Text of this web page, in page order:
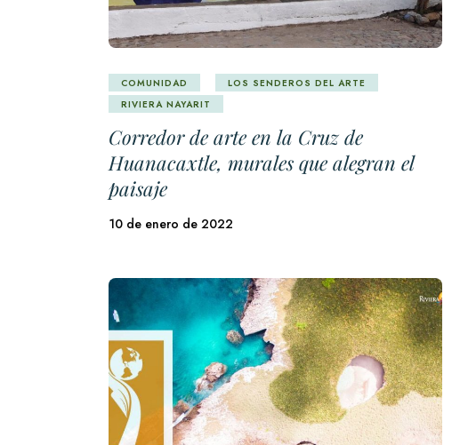
COMUNIDAD
LOS SENDEROS DEL ARTE
RIVIERA NAYARIT
Corredor de arte en la Cruz de
Huanacaxtle, murales que alegran el
paisaje
10 de enero de 2022